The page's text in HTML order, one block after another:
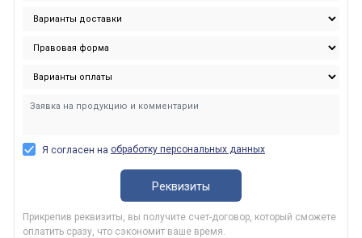
Я согласен на обработку персональных данных
Реквизиты
Прикрепив реквизиты, вы получите счет-договор, который сможете
оплатить сразу, что сэкономит ваше время.